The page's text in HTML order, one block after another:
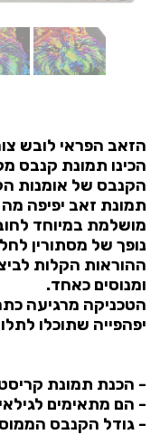
הזאב הפראי לובש
הכינו תמונת קנבס
הקנבס של אומנות
תמונת זאב יפיפה
מושלמת במיוחד
נופך של מסתורין
ההוראות הקלות
ומנוסים כאחד.
הטכניקה מרגיעה
יפהפייה שתוכלו
- הכנת תמונת קריסטל
- הם מתאימים לגילאי 8 ומעלה.
- גודל הקנבס הממוסגר הוא